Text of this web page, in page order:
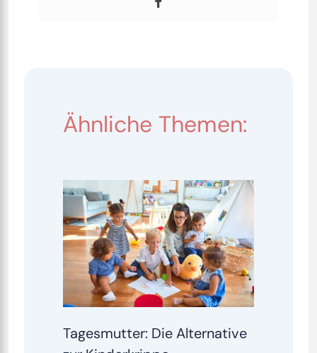
Ähnliche Themen:
Tagesmutter: Die Alternative